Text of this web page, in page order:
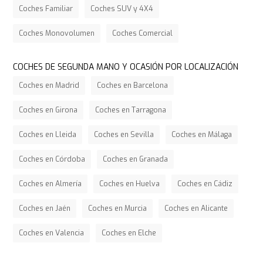
Coches Familiar Coches SUV y 4X4
Coches Monovolumen Coches Comercial
COCHES DE SEGUNDA MANO Y OCASIÓN POR LOCALIZACIÓN
Coches en Madrid Coches en Barcelona
Coches en Girona Coches en Tarragona
Coches en Lleida Coches en Sevilla Coches en Málaga
Coches en Córdoba Coches en Granada
Coches en Almería Coches en Huelva Coches en Cádiz
Coches en Jaén Coches en Murcia Coches en Alicante
Coches en Valencia Coches en Elche